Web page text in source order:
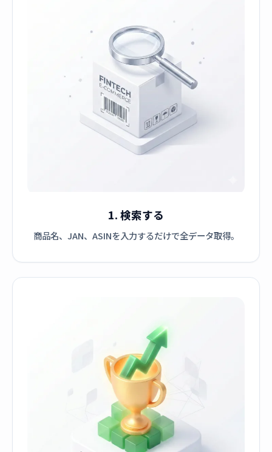
1. 検索する
商品名、JAN、ASINを入力するだけで全データ取得。